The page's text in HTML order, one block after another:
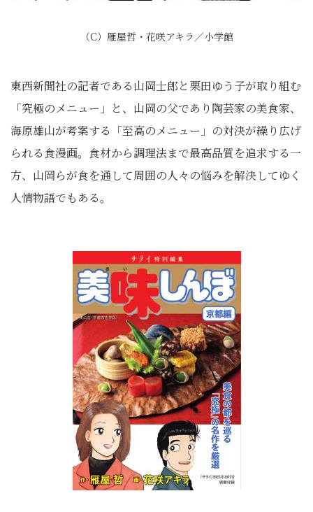
（C）雁屋哲・花咲アキラ／小学館
東西新聞社の記者である山岡士郎と栗田ゆう子が取り組む
「究極のメニュー」と、山岡の父であり陶芸家の美食家、
海原雄山が考案する「至高のメニュー」の対決が繰り広げ
られる食漫画。食材から調理法まで最高品質を追求する一
方、山岡らが食を通して周囲の人々の悩みを解決してゆく
人情物語でもある。